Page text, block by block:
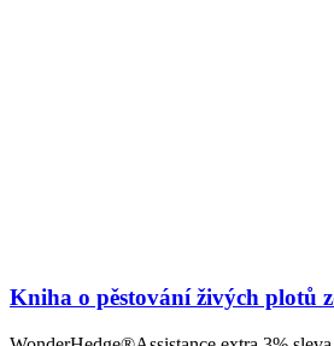
Kniha o pěstování živých plotů